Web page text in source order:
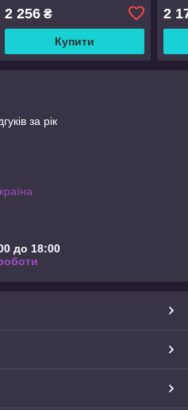
2 256₴
Купити
2
за рік
до 18:00